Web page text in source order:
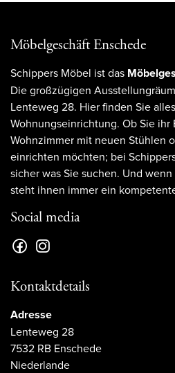
Möbelgeschäft Enschede
Schippers Möbel ist das
Die großzügigen
Lenteweg 28. Hier finden Sie
Wohnungseinrichtung. Ob Sie ihr
Wohnzimmer mit neuen Stühlen
einrichten möchten; bei
sicher was Sie suchen. Und
steht ihnen immer ein
Social media
Kontaktdetails
Adresse
Lenteweg 28
7532 RB Enschede
Niederlande